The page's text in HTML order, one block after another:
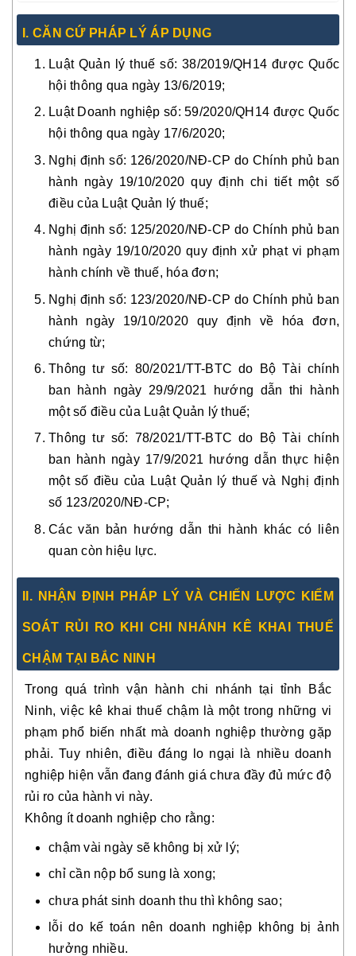
I. CĂN CỨ PHÁP LÝ ÁP DỤNG
Luật Quản lý thuế số: 38/2019/QH14 được Quốc
hội thông qua ngày 13/6/2019;
Luật Doanh nghiệp số: 59/2020/QH14 được Quốc
hội thông qua ngày 17/6/2020;
Nghị định số: 126/2020/NĐ-CP do Chính phủ ban
hành ngày 19/10/2020 quy định chi tiết một số
điều của Luật Quản lý thuế;
Nghị định số: 125/2020/NĐ-CP do Chính phủ ban
hành ngày 19/10/2020 quy định xử phạt vi phạm
hành chính về thuế, hóa đơn;
Nghị định số: 123/2020/NĐ-CP do Chính phủ ban
hành ngày 19/10/2020 quy định về hóa đơn,
chứng từ;
Thông tư số: 80/2021/TT-BTC do Bộ Tài chính
ban hành ngày 29/9/2021 hướng dẫn thi hành
một số điều của Luật Quản lý thuế;
Thông tư số: 78/2021/TT-BTC do Bộ Tài chính
ban hành ngày 17/9/2021 hướng dẫn thực hiện
một số điều của Luật Quản lý thuế và Nghị định
số 123/2020/NĐ-CP;
Các văn bản hướng dẫn thi hành khác có liên
quan còn hiệu lực.
II. NHẬN ĐỊNH PHÁP LÝ VÀ CHIẾN LƯỢC KIỂM
SOÁT RỦI RO KHI CHI NHÁNH KÊ KHAI THUẾ
CHẬM TẠI BẮC NINH
Trong quá trình vận hành chi nhánh tại tỉnh Bắc
Ninh, việc kê khai thuế chậm là một trong những vi
phạm phổ biến nhất mà doanh nghiệp thường gặp
phải. Tuy nhiên, điều đáng lo ngại là nhiều doanh
nghiệp hiện vẫn đang đánh giá chưa đầy đủ mức độ
rủi ro của hành vi này.
Không ít doanh nghiệp cho rằng:
chậm vài ngày sẽ không bị xử lý;
chỉ cần nộp bổ sung là xong;
chưa phát sinh doanh thu thì không sao;
lỗi do kế toán nên doanh nghiệp không bị ảnh
hưởng nhiều.